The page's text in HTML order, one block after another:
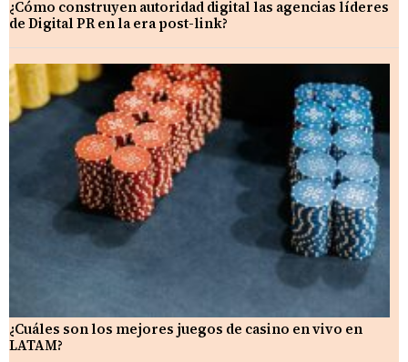
¿Cómo construyen autoridad digital las agencias líderes
de Digital PR en la era post-link?
¿Cuáles son los mejores juegos de casino en vivo en
LATAM?